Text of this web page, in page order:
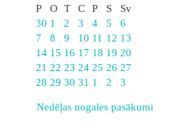
P
O T C P S
Sv
30 1 2 3 4 5
6
7
8 9 10 11 12 13
14 15 16 17 18 19 20
21 22 23 24 25 26 27
28 29 30 31 1 2 3
Nedēļas nogales pasākumi